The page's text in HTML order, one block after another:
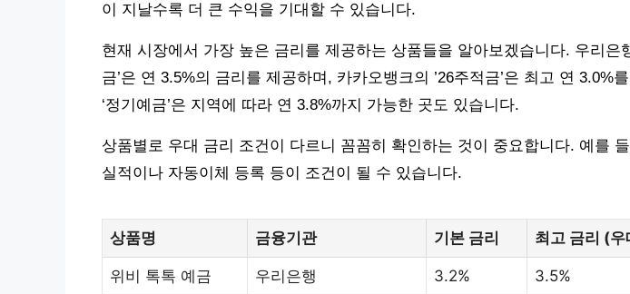
이 지날수록 더 큰 수익을 기대할 수 있습니다.
현재 시장에서 가장 높은 금리를 제공하는 상품들을 알아보겠습니다. 우리은
금’은 연 3.5%의 금리를 제공하며, 카카오뱅크의 ’26주적금’은 최고 연 3.0%
‘정기예금’은 지역에 따라 연 3.8%까지 가능한 곳도 있습니다.
상품별로 우대 금리 조건이 다르니 꼼꼼히 확인하는 것이 중요합니다. 예를
실적이나 자동이체 등록 등이 조건이 될 수 있습니다.
상품명 금융기관 기본 금리 최고 금리 (
위비 톡톡 예금 우리은행 3.2% 3.5%